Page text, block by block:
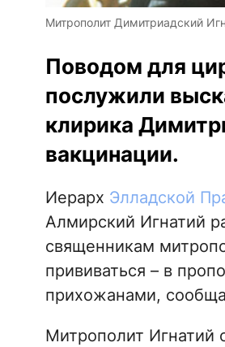
Митрополит Димитриадский
Поводом для
послужили
клирика
вакцинации.
Иерарх Элладской
Алмирский Игнатий
священникам
прививаться – в
прихожанами,
Митрополит Игнатий